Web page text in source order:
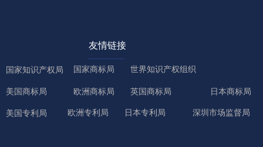
友情链接
国家知识产权局 国家商标局 世界知识产权组织
美国商标局 欧洲商标局 英国商标局 日本商标局
美国专利局 欧洲专利局 日本专利局 深圳市场监督局